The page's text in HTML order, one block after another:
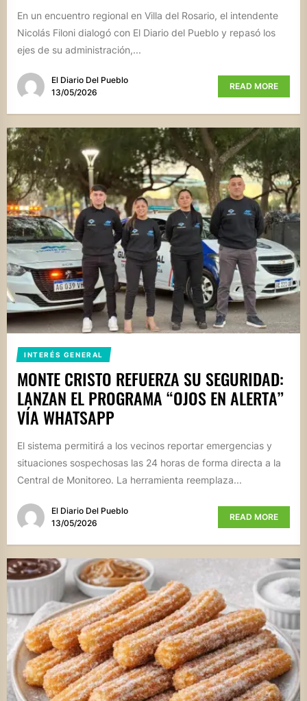
En un encuentro regional en Villa del Rosario, el intendente
Nicolás Filoni dialogó con El Diario del Pueblo y repasó los
ejes de su administración,...
El Diario Del Pueblo
13/05/2026
READ MORE
INTERÉS GENERAL
MONTE CRISTO REFUERZA SU SEGURIDAD:
LANZAN EL PROGRAMA “OJOS EN ALERTA”
VÍA WHATSAPP
El sistema permitirá a los vecinos reportar emergencias y
situaciones sospechosas las 24 horas de forma directa a la
Central de Monitoreo. La herramienta reemplaza...
El Diario Del Pueblo
13/05/2026
READ MORE